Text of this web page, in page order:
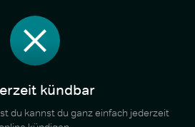
kündbar
du kannst du ganz einfach jederzeit